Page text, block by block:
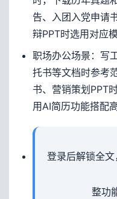
告、入团入党申请
辩PPT时选用对应
职场办公场景：写
托书等文档时参考
书、营销策划PPT
用AI简历功能搭配
登录后解锁全
整功